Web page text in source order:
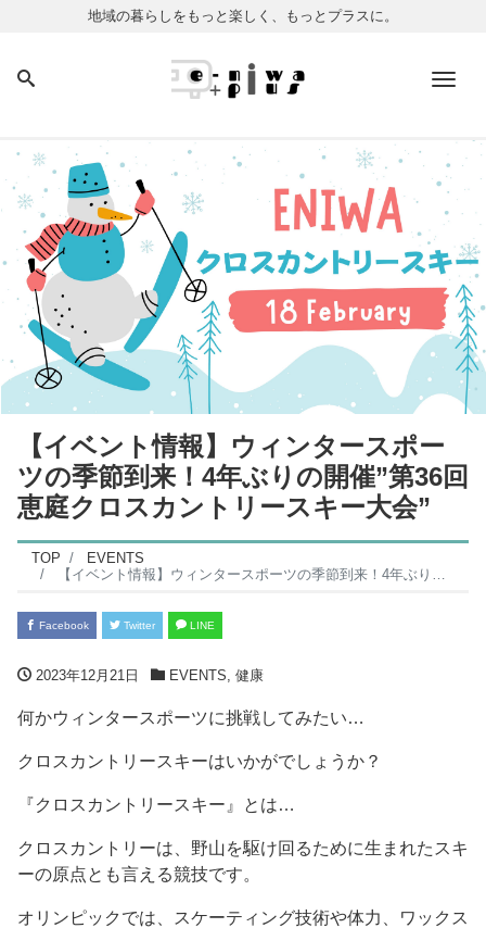
地域の暮らしをもっと楽しく、もっとプラスに。
【イベント情報】ウィンタースポー
ツの季節到来！4年ぶりの開催”第36回
恵庭クロスカントリースキー大会”
TOP
EVENTS
【イベント情報】ウィンタースポーツの季節到来！4年ぶりの開催”第36回恵庭クロスカントリースキー大会”
Facebook Twitter LINE
2023年12月21日 EVENTS 健康
何かウィンタースポーツに挑戦してみたい…
クロスカントリースキーはいかがでしょうか？
『クロスカントリースキー』とは…
クロスカントリーは、野山を駆け回るために生まれたスキ
ーの原点とも言える競技です。
オリンピックでは、スケーティング技術や体力、ワックス